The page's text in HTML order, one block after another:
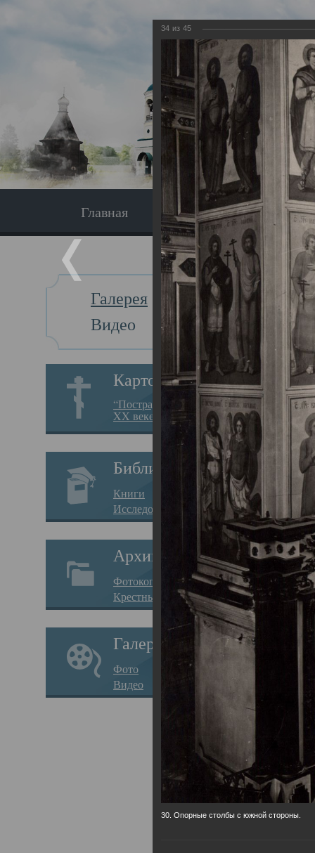
Главная Экскурсия
Галерея
Видео
Картотека
“Пострадавшие за веру в
XX веке на Севере”
Библиотека
Книги
Исследования
Архив
Фотокопии дел
Крестные ходы
Галерея
Фото
Видео
Главная
34 из 45
30. Опорные столбы с южной стороны.